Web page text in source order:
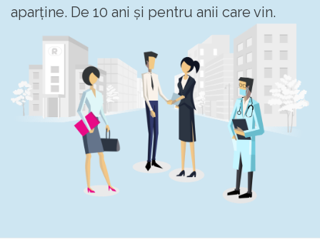
aparține. De 10 ani și pentru anii care vin.